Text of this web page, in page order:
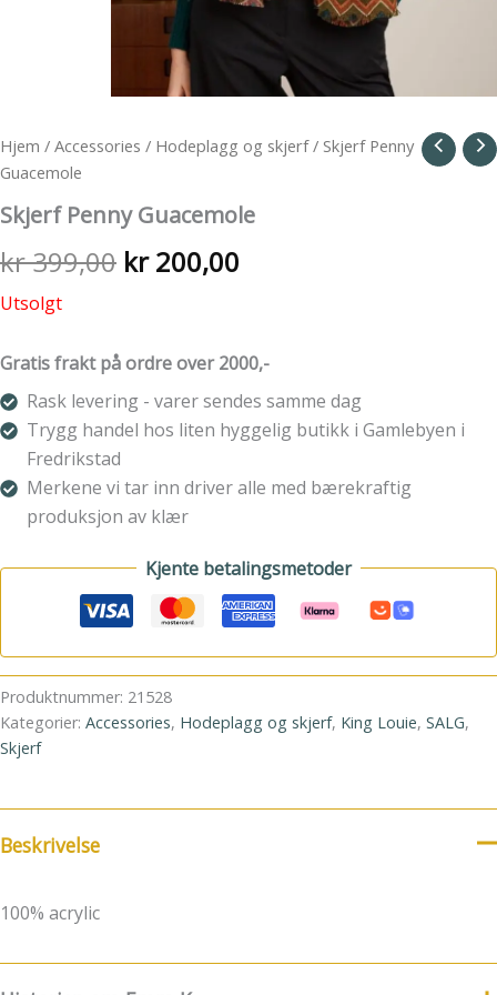
Hjem / Accessories / Hodeplagg og skjerf/ Skjerf Penny
Guacemole
Skjerf Penny Guacemole
kr399,00 Opprinnelig
var:
kr 399,00.
kr200,00
er:
kr 200,00.
Utsolgt
Gratis frakt på ordre over 2000,-
Rask levering - varer sendes samme dag
Trygg handel hos liten hyggelig butikk i Gamlebyen i
Fredrikstad
Merkene vi tar inn driver alle med bærekraftig
produksjon av klær
Kjente betalingsmetoder
Produktnummer: 21528
Kategorier: Accessories, Hodeplagg og skjerf, King Louie, SALG,
Skjerf
Beskrivelse
100% acrylic